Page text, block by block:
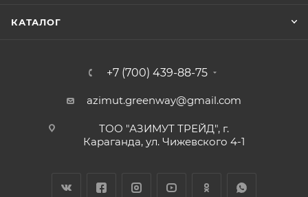
КАТАЛОГ
+7 (700) 439-88-75
azimut.greenway@gmail.com
ТОО "АЗИМУТ ТРЕЙД", г.
Караганда, ул. Чижевского 4-1